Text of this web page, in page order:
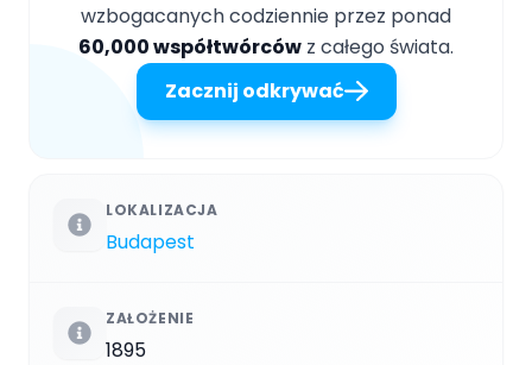
wzbogacanych codziennie przez ponad
60,000 współtwórców z całego świata.
Zacznij odkrywać
LOKALIZACJA
Budapest
ZAŁOŻENIE
1895